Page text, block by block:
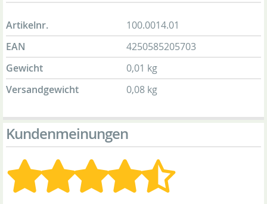
Artikelnr.
100.0014.01
EAN
4250585205703
Gewicht
0,01 kg
Versandgewicht
0,08 kg
Kundenmeinungen